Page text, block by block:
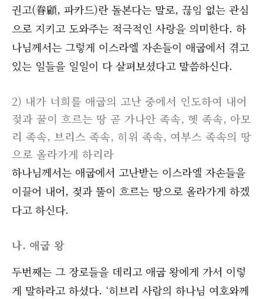
권고(眷顧, 파카드)란 돌본다는 말로, 끊임 없는 관심
으로 지키고 도와주는 적극적인 사랑을 의미한다. 하
나님께서는 그렇게 이스라엘 자손들이 애굽에서 겪고
있는 일들을 일일이 다 살펴보셨다고 말씀하신다.
2) 내가 너희를 애굽의 고난 중에서 인도하여 내어
젖과 꿀이 흐르는 땅 곧 가나안 족속, 헷 족속, 아모
리 족속, 브리스 족속, 히위 족속, 여부스 족속의 땅
으로 올라가게 하리라
하나님께서는 애굽에서 고난받는 이스라엘 자손들을
이끌어 내어, 젖과 뚤이 흐르는 땅으로 올라가게 하겠
다고 하신다.
나. 애굽 왕
두번째는 그 장로들을 데리고 애굽 왕에게 가서 이렇
게 말하라고 하셨다. ‘히브리 사람의 하나님 여호와께